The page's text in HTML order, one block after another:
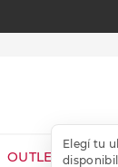
OUTLET WEB